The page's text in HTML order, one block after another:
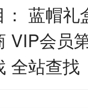
： 蓝帽礼
VIP会员
全站查找